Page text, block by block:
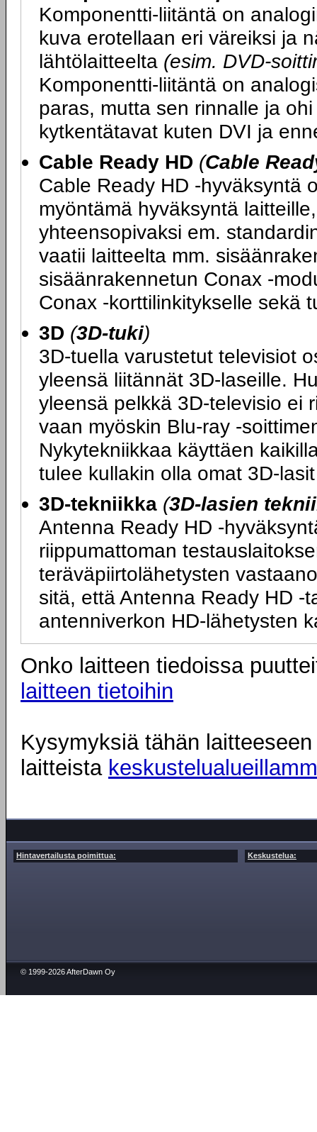
Komponentti-liitäntä on
kuva erotellaan eri väreiksi ja
lähtölaitteelta (esim. DVD-
Komponentti-liitäntä on
paras, mutta sen rinnalle ja
kytkentätavat kuten DVI ja
Cable Ready HD (Cable
Cable Ready HD -hyväksyntä
myöntämä hyväksyntä
yhteensopivaksi em.
vaatii laitteelta mm.
sisäänrakennetun Conax -
Conax -korttilinkitykselle sekä
3D (3D-tuki)
3D-tuella varustetut televisiot
yleensä liitännät 3D-laseille.
yleensä pelkkä 3D-televisio ei
vaan myöskin Blu-ray -
Nykytekniikkaa käyttäen
tulee kullakin olla omat 3D-
3D-tekniikka (3D-lasien
Antenna Ready HD -
riippumattoman
teräväpiirtolähetysten
sitä, että Antenna Ready HD -
antenniverkon HD-lähetysten
Onko laitteen tiedoissa
laitteen tietoihin
Kysymyksiä tähän
laitteista
Hintavertailusta poimittua: Keskustelua:
© 1999-2026 AfterDawn Oy